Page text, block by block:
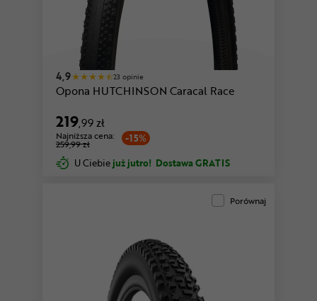
4,9 23 opinie
Opona HUTCHINSON Caracal Race
219,99 zł
-15%
Najniższa cena:
259,99 zł
U Ciebie już jutro! Dostawa GRATIS
Porównaj